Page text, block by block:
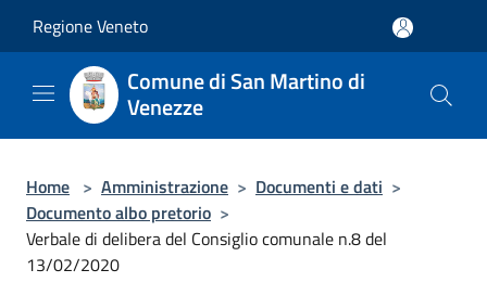
Regione Veneto
Comune di San Martino di
Venezze
Home > Amministrazione > Documenti e dati >
Documento albo pretorio >
Verbale di delibera del Consiglio comunale n.8 del
13/02/2020